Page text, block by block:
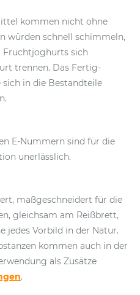
kommen nicht ohne
würden schnell schimmeln,
Fruchtjoghurts sich
trennen. Das Fertig-
in die Bestandteile
E-Nummern sind für die
unerlässlich.
maßgeschneidert für die
gleichsam am Reißbrett,
jedes Vorbild in der Natur.
kommen auch in der
als Zusätze
.